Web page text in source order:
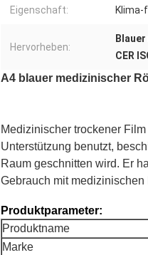
Eigenschaft: Klima-
Hervorheben:
CER
A4 blauer medizinischer
Medizinischer trockener
Unterstützung benutzt,
Raum geschnitten wird. Er
Gebrauch mit medizinischen
Produktparameter:
Produktname
Marke